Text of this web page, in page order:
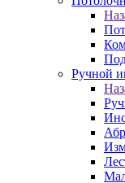
Ручной